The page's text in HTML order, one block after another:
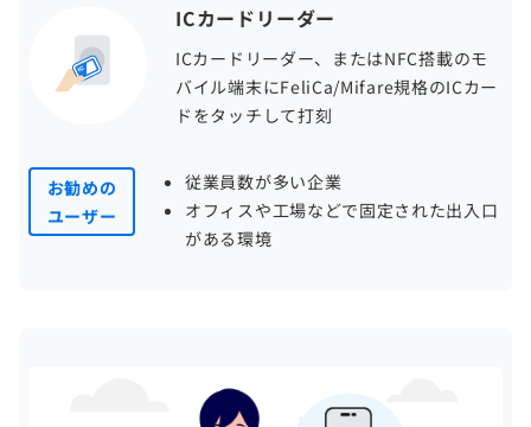
ICカードリーダー
ICカードリーダー、またはNFC搭載のモ
バイル端末にFeliCa/Mifare規格のICカー
ドをタッチして打刻
お勧めの
ユーザー
従業員数が多い企業
オフィスや工場などで固定された出入口
がある環境